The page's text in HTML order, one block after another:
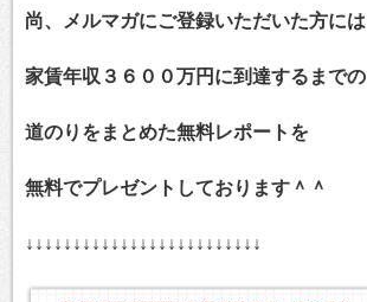
尚、メルマガにご登録いただいた方には
家賃年収３６００万円に到達するまでの
道のりをまとめた無料レポートを
無料でプレゼントしております＾＾
↓↓↓↓↓↓↓↓↓↓↓↓↓↓↓↓↓↓↓↓↓↓↓↓↓